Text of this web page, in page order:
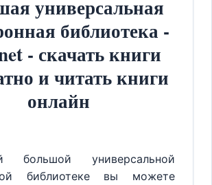
универсальная
библиотека -
- скачать книги
и читать книги
онлайн
универсальной
библиотеке вы можете